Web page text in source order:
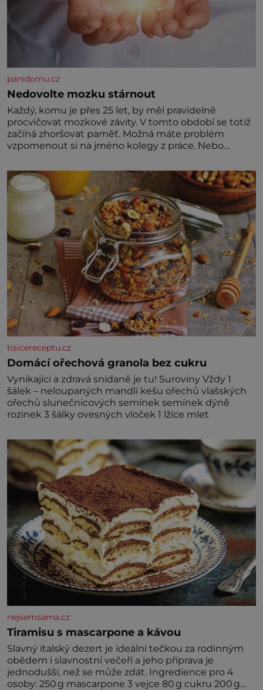
panidomu.cz
Nedovolte mozku stárnout
Každý, komu je přes 25 let, by měl pravidelně
procvičovat mozkové závity. V tomto období se totiž
začíná zhoršovat paměť. Možná máte problém
vzpomenout si na jméno kolegy z práce. Nebo
nedávno přečetli. Je to opravdu tak, s věkem jako
kdyby se paměť rozhodla stávkovat. Cvičte
tisicereceptu.cz
Domácí ořechová granola bez cukru
Vynikající a zdravá snídaně je tu! Suroviny Vždy 1
šálek – neloupaných mandlí kešu ořechů vlašských
ořechů slunečnicových semínek semínek dýně
rozinek 3 šálky ovesných vloček 1 lžíce mlet
nejsemsama.cz
Tiramisu s mascarpone a kávou
Slavný italský dezert je ideální tečkou za rodinným
obědem i slavnostní večeří a jeho příprava je
jednodušší, než se může zdát. Ingredience pro 4
osoby: 250 g mascarpone 3 vejce 80 g cukru 200 g